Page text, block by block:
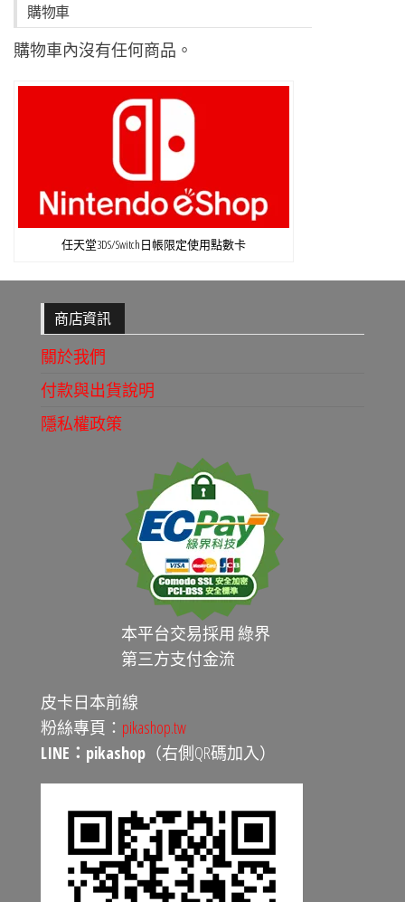
購物車
購物車內沒有任何商品。
任天堂3DS/Switch日帳限定使用點數卡
商店資訊
關於我們
付款與出貨說明
隱私權政策
本平台交易採用 綠界
第三方支付金流
皮卡日本前線
粉絲專頁： pikashop.tw
LINE：pikashop （右側QR碼加入）